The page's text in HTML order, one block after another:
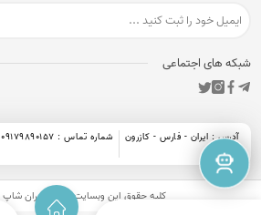
شبکه های اجتماعی
آدرس : ایران - فارس - کازرون شماره تماس : 09179890157
کلیه حقوق این وبسایت برای گوهران شاپ